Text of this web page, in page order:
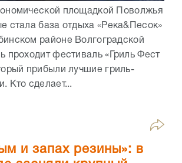
площадкой Поволжья
стала база отдыха «Река&Песок»
районе Волгоградской
проходит фестиваль «Гриль Фест
прибыли лучшие гриль-
Кто сделает...
и запах резины»: в